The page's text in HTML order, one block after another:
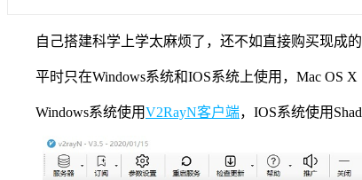
自己搭建科学上学太麻烦了，还不如直接购买现成的
平时只在Windows系统和IOS系统上使用，Mac OS
Windows系统使用V2RayN客户端，IOS系统使用